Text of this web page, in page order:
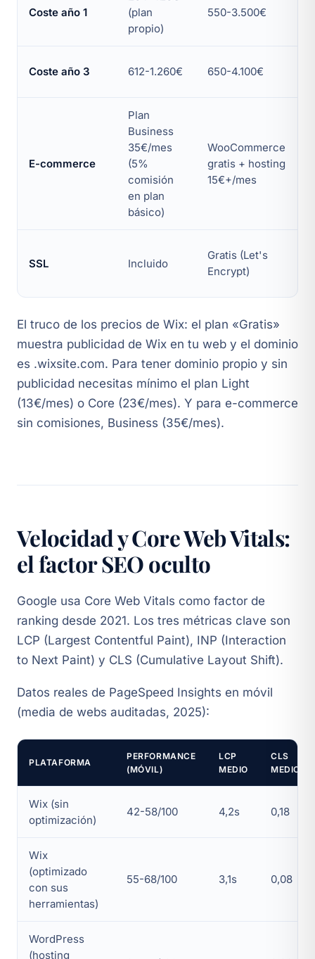
Coste año 1
(plan
propio)
550-3.500€
Coste año 3 612-1.260€ 650-4.100€
E-commerce
Plan
Business
35€/mes
(5%
comisión
en plan
básico)
WooCommerce
gratis + hosting
15€+/mes
SSL Incluido
Gratis (Let's
Encrypt)
El truco de los precios de Wix: el plan «Gratis»
muestra publicidad de Wix en tu web y el dominio
es .wixsite.com. Para tener dominio propio y sin
publicidad necesitas mínimo el plan Light
(13€/mes) o Core (23€/mes). Y para e-commerce
sin comisiones, Business (35€/mes).
Velocidad y Core Web Vitals:
el factor SEO oculto
Google usa Core Web Vitals como factor de
ranking desde 2021. Los tres métricas clave son
LCP (Largest Contentful Paint), INP (Interaction
to Next Paint) y CLS (Cumulative Layout Shift).
Datos reales de PageSpeed Insights en móvil
(media de webs auditadas, 2025):
PLATAFORMA
PERFORMANCE
(MÓVIL)
LCP
MEDIO
CLS
MEDIO
Wix (sin
optimización)
42-58/100 4,2s 0,18
Wix
(optimizado
con sus
herramientas)
55-68/100 3,1s 0,08
WordPress
(hosting